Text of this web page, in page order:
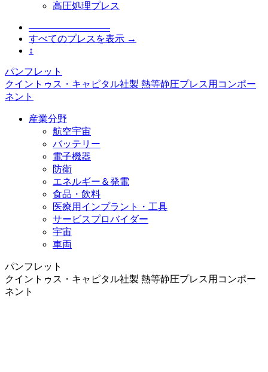
高圧処理プレス
–––––––––––––––––
すべてのプレスを表示 →
↕
パンフレット
クイントゥス・キャピタル社製 熱等静圧プレス用コンポー
ネント
産業分野
航空宇宙
バッテリー
電子機器
防衛
エネルギー＆発電
食品・飲料
医療用インプラント・工具
サービスプロバイダー
宇宙
車両
パンフレット
クイントゥス・キャピタル社製 熱等静圧プレス用コンポー
ネント